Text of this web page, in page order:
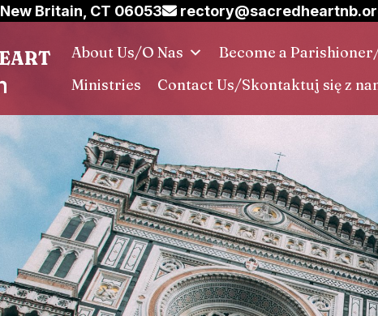
Britain, CT 06053
About Us/O Nas Become a
Ministries
Contact Us/Skontaktuj się z